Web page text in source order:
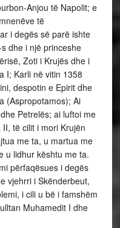
Anjou të Napolit; e
të
i degës së parë ishte
dhe i një princeshe
Zoti i Krujës dhe i
I; Karli në vitin 1358
despotin e Epirit dhe
(Aspropotamos); Ai
Petrelës; ai luftoi me
të cilit i mori Krujën
me ta, u martua me
u lidhur kështu me ta.
përfaqësues i degës
vjehrri i Skënderbeut,
i cili u bë i famshëm
Muhamedit I dhe